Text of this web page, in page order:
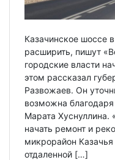
Казачинское шоссе
расширить, пишут
городские власти
этом рассказал
Развожаев. Он
возможна
Марата Хуснуллина.
начать ремонт и
микрорайон
отдаленной […]